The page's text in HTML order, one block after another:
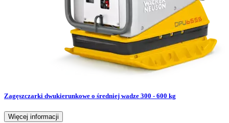
Zagęszczarki dwukierunkowe o średniej wadze 300 - 600 kg
Więcej informacji